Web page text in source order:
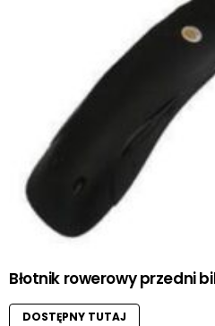
Błotnik rowerowy przedni
DOSTĘPNY TUTAJ